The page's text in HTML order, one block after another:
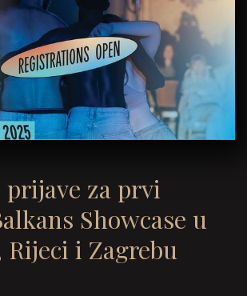
prijave za prvi
Showcase u
i Zagrebu